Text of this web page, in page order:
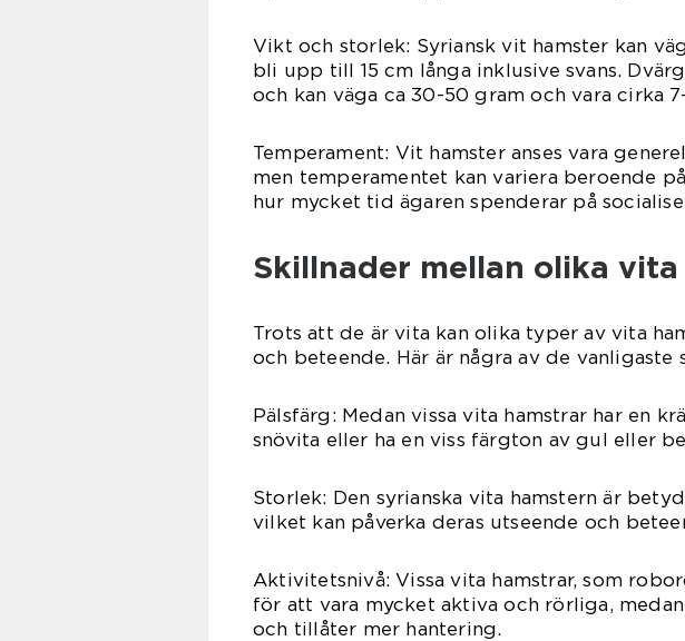
Vikt och storlek: Syriansk vit hamster kan
bli upp till 15 cm långa inklusive svans.
och kan väga ca 30-50 gram och vara cirka
Temperament: Vit hamster anses vara
men temperamentet kan variera beroende
hur mycket tid ägaren spenderar på
Skillnader mellan olika
Trots att de är vita kan olika typer av vita
och beteende. Här är några av de vanligaste
Pälsfärg: Medan vissa vita hamstrar har en
snövita eller ha en viss färgton av gul eller
Storlek: Den syrianska vita hamstern är
vilket kan påverka deras utseende och
Aktivitetsnivå: Vissa vita hamstrar, som
för att vara mycket aktiva och rörliga,
och tillåter mer hantering.